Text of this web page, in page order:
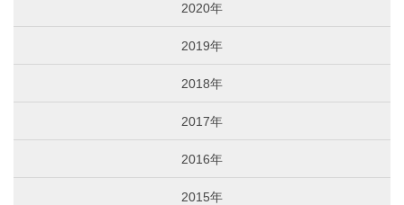
2020年
2019年
2018年
2017年
2016年
2015年